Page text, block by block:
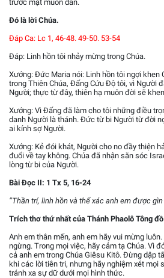
trước mặt muôn dân.
Ðó là lời Chúa.
Ðáp Ca: Lc 1, 46-48. 49-50. 53-54
Ðáp: Linh hồn tôi nhảy mừng trong Chúa.
Xướng: Ðức Maria nói: Linh hồn tôi ngợi khen
trong Thiên Chúa, Ðấng Cứu Ðộ tôi, vì Người
Người; thực từ đây, thiên hạ muôn đời sẽ
Xướng: Vì Ðấng đã làm cho tôi những điều
danh Người là thánh. Ðức từ bi Người từ đời
ai kính sợ Người.
Xướng: Kẻ đói khát, Người cho no đầy thiện
đuổi về tay không. Chúa đã nhận săn sóc
lòng từ bi của Người.
Bài Ðọc II: 1 Tx 5, 16-24
“Thần trí, linh hồn và thể xác anh em được
Trích thơ thứ nhất của Thánh Phaolô Tông
Anh em thân mến, anh em hãy vui mừng
ngừng. Trong mọi việc, hãy cảm tạ Chúa. Vì
cả anh em trong Chúa Giêsu Kitô. Ðừng dập
khi các lời tiên tri, nhưng hãy nghiệm xét mọi
tránh xa sự dữ dưới mọi hình thức.